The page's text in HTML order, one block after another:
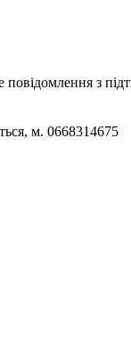
з
м. 0668314675